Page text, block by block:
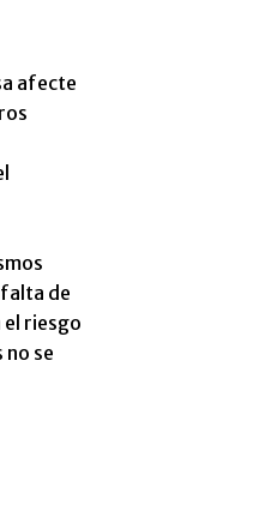
afecte
de
riesgo
se